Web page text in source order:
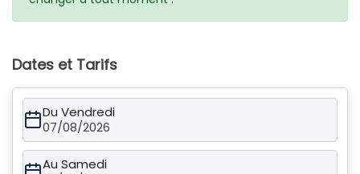
Dates et Tarifs
Du Vendredi
07/08/2026
Au Samedi